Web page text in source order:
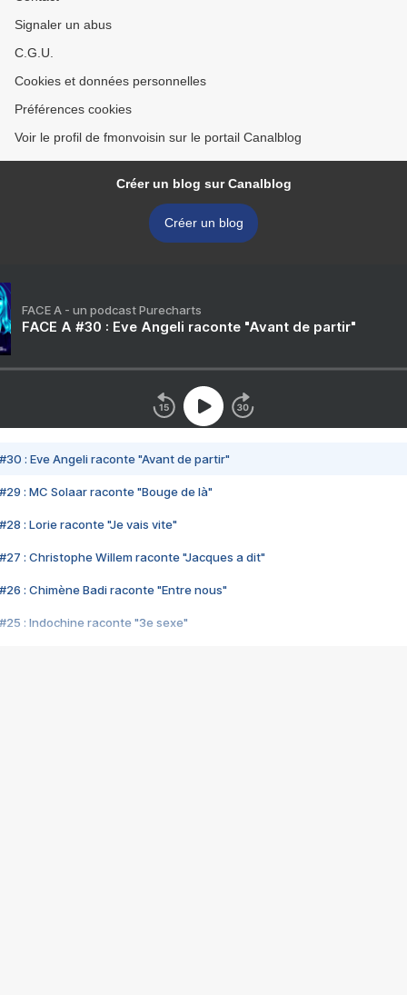
Signaler un abus
C.G.U.
Cookies et données personnelles
Préférences cookies
Voir le profil de fmonvoisin sur le portail Canalblog
Créer un blog sur Canalblog
Créer un blog
FACE A - un podcast Purecharts
FACE A #30 : Eve Angeli raconte "Avant de partir"
#30 : Eve Angeli raconte "Avant de partir"
#29 : MC Solaar raconte "Bouge de là"
#28 : Lorie raconte "Je vais vite"
#27 : Christophe Willem raconte "Jacques a dit"
#26 : Chimène Badi raconte "Entre nous"
#25 : Indochine raconte "3e sexe"